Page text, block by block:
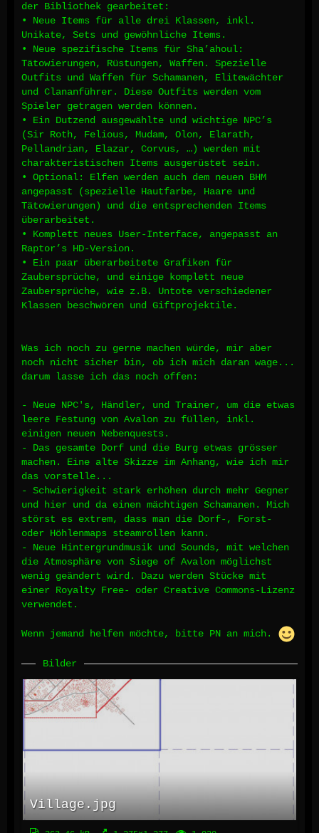
der Bibliothek gearbeitet:
• Neue Items für alle drei Klassen, inkl.
Unikate, Sets und gewöhnliche Items.
• Neue spezifische Items für Sha’ahoul:
Tätowierungen, Rüstungen, Waffen. Spezielle
Outfits und Waffen für Schamanen, Elitewächter
und Clananführer. Diese Outfits werden vom
Spieler getragen werden können.
• Ein Dutzend ausgewählte und wichtige NPC’s
(Sir Roth, Felious, Mudam, Olon, Elarath,
Pellandrian, Elazar, Corvus, …) werden mit
charakteristischen Items ausgerüstet sein.
• Optional: Elfen werden auch dem neuen BHM
angepasst (spezielle Hautfarbe, Haare und
Tätowierungen) und die entsprechenden Items
überarbeitet.
• Komplett neues User-Interface, angepasst an
Raptor’s HD-Version.
• Ein paar überarbeitete Grafiken für
Zaubersprüche, und einige komplett neue
Zaubersprüche, wie z.B. Untote verschiedener
Klassen beschwören und Giftprojektile.
Was ich noch zu gerne machen würde, mir aber
noch nicht sicher bin, ob ich mich daran wage...
darum lasse ich das noch offen:
- Neue NPC's, Händler, und Trainer, um die etwas
leere Festung von Avalon zu füllen, inkl.
einigen neuen Nebenquests.
- Das gesamte Dorf und die Burg etwas grösser
machen. Eine alte Skizze im Anhang, wie ich mir
das vorstelle...
- Schwierigkeit stark erhöhen durch mehr Gegner
und hier und da einen mächtigen Schamanen. Mich
störst es extrem, dass man die Dorf-, Forst-
oder Höhlenmaps steamrollen kann.
- Neue Hintergrundmusik und Sounds, mit welchen
die Atmosphäre von Siege of Avalon möglichst
wenig geändert wird. Dazu werden Stücke mit
einer Royalty Free- oder Creative Commons-Lizenz
verwendet.
Wenn jemand helfen möchte, bitte PN an mich.
Bilder
Village.jpg